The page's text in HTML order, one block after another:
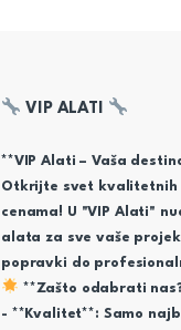
VIP ALATI
**VIP Alati – Vaša
Otkrijte svet kvalitetnih
cenama! U "VIP Alati"
alata za sve vaše
popravki do
**Zašto odabrati
- **Kvalitet**: Samo